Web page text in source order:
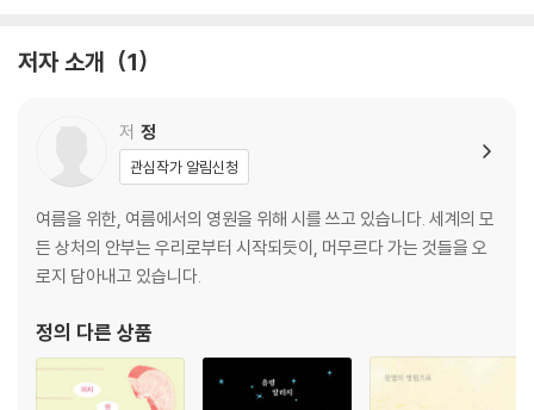
저자 소개 1
저 정
관심작가 알림신청
여름을 위한, 여름에서의 영원을 위해 시를 쓰고 있습니다. 세계의 모
든 상처의 안부는 우리로부터 시작되듯이, 머무르다 가는 것들을 오
로지 담아내고 있습니다.
정의 다른 상품